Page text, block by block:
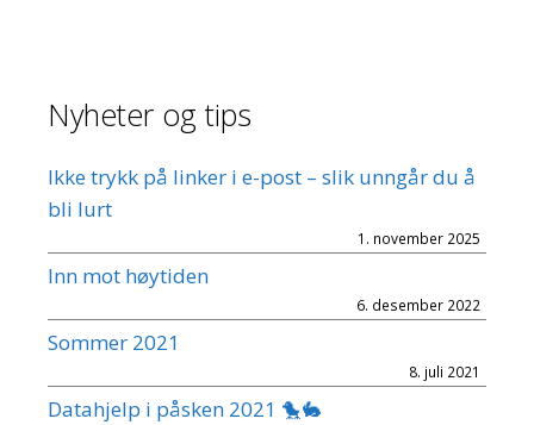
Nyheter og tips
Ikke trykk på linker i e-post – slik unngår du å
bli lurt
1. november 2025
Inn mot høytiden
6. desember 2022
Sommer 2021
8. juli 2021
Datahjelp i påsken 2021 🐤🐇